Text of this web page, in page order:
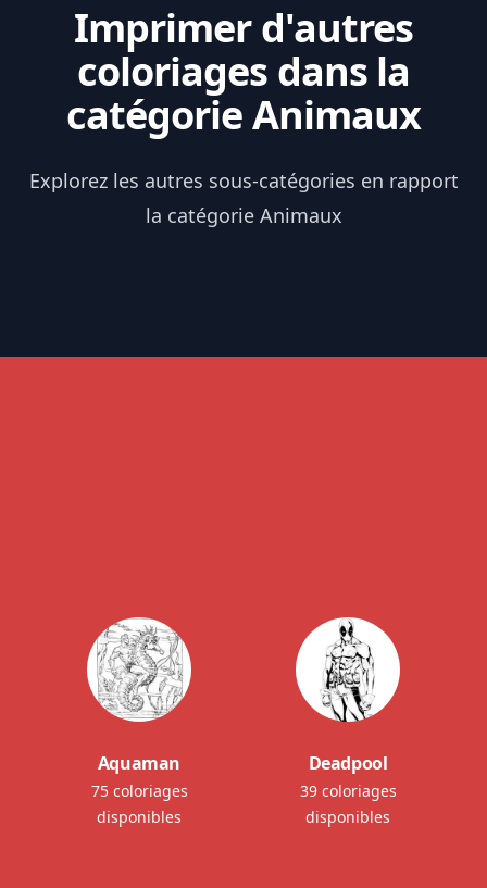
Imprimer d'autres
coloriages dans la
catégorie Animaux
Explorez les autres sous-catégories en rapport
la catégorie Animaux
Aquaman
75 coloriages
disponibles
Deadpool
39 coloriages
disponibles